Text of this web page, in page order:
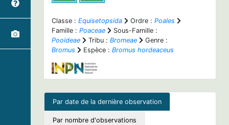
Classe : Equisetopsida Ordre : Poales
Famille : Poaceae
Sous-Famille :
Pooideae
Tribu : Bromeae
Genre :
Bromus
Espèce : Bromus hordeaceus
Par date de la dernière observation
Par nombre d'observations